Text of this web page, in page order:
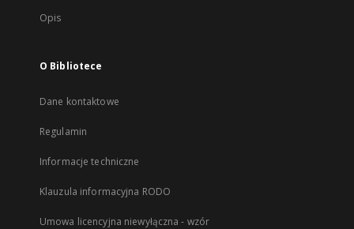
Opis
O Bibliotece
Dane kontaktowe
Regulamin
Informacje techniczne
Klauzula informacyjna RODO
Umowa licencyjna niewyłączna - wzór